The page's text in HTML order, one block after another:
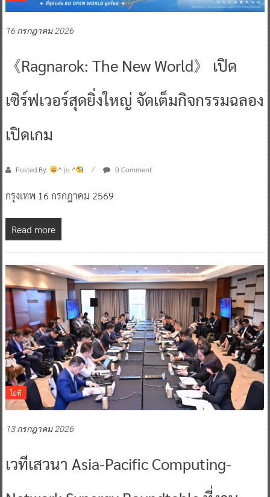
16 กรกฎาคม 2026
《Ragnarok: The New World》 เปิด
เซิร์ฟเวอร์สุดยิ่งใหญ่ จัดเต็มกิจกรรมฉลอง
เปิดเกม
Posted By: ^ jo ^ 0 Comment
กรุงเทพ 16 กรกฎาคม 2569
Read more
ไอที
13 กรกฎาคม 2026
เวทีเสวนา Asia-Pacific Computing-